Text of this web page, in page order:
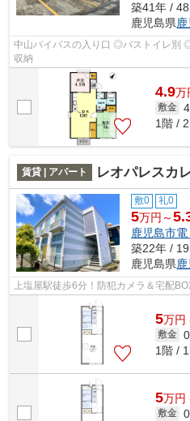
築41年 /
鹿児島県
中山バイパスの入り口 ◎バストイレ
収納
4.9万
敷金
1階 /
賃貸 | アパート レオパレスカ
敷0 礼0
5万円～
鹿児島市
築22年 /
鹿児島県
上塩屋駅徒歩6分！防犯カメラ＆宅配
5万円
敷金
1階 /
5万円
敷金